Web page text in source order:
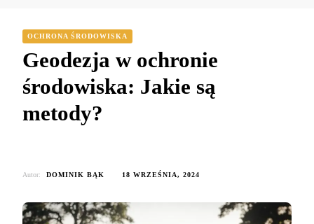
OCHRONA ŚRODOWISKA
Geodezja w ochronie
środowiska: Jakie są
metody?
Autor: DOMINIK BĄK 18 WRZEŚNIA, 2024